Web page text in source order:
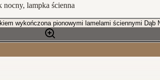
nocny, lampka ścienna